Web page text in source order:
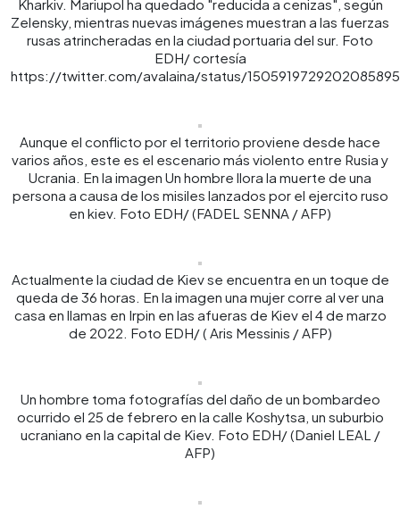
Kharkiv. Mariupol ha quedado "reducida a cenizas", según
Zelensky, mientras nuevas imágenes muestran a las fuerzas
rusas atrincheradas en la ciudad portuaria del sur. Foto
EDH/ cortesía
https://twitter.com/avalaina/status/1505919729202085895
Aunque el conflicto por el territorio proviene desde hace
varios años, este es el escenario más violento entre Rusia y
Ucrania. En la imagen Un hombre llora la muerte de una
persona a causa de los misiles lanzados por el ejercito ruso
en kiev. Foto EDH/ (FADEL SENNA / AFP)
Actualmente la ciudad de Kiev se encuentra en un toque de
queda de 36 horas. En la imagen una mujer corre al ver una
casa en llamas en Irpin en las afueras de Kiev el 4 de marzo
de 2022. Foto EDH/ ( Aris Messinis / AFP)
Un hombre toma fotografías del daño de un bombardeo
ocurrido el 25 de febrero en la calle Koshytsa, un suburbio
ucraniano en la capital de Kiev. Foto EDH/ (Daniel LEAL /
AFP)